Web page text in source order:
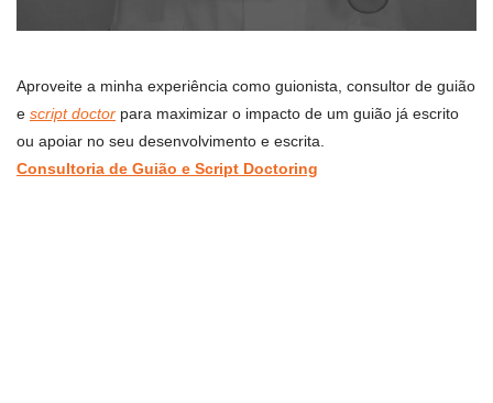
Aproveite a minha experiência como guionista, consultor de guião
e script doctor para maximizar o impacto de um guião já escrito
ou apoiar no seu desenvolvimento e escrita.
Consultoria de Guião e Script Doctoring